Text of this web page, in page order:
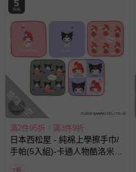
搶購一空
滿2件95折，滿3件9折
日本西松屋 - 純棉上學擦手巾/
手帕(5入組)-卡通人物酷洛米-
7折